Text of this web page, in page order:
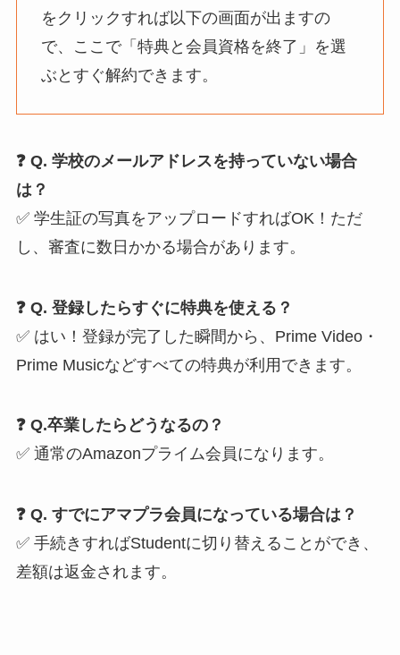
をクリックすれば以下の画面が出ますの
で、ここで「特典と会員資格を終了」を選
ぶとすぐ解約できます。
❓ Q. 学校のメールアドレスを持っていない場合
は？
✅ 学生証の写真をアップロードすればOK！ただ
し、審査に数日かかる場合があります。
❓ Q. 登録したらすぐに特典を使える？
✅ はい！登録が完了した瞬間から、Prime Video・
Prime Musicなどすべての特典が利用できます。
❓ Q.卒業したらどうなるの？
✅ 通常のAmazonプライム会員になります。
❓ Q. すでにアマプラ会員になっている場合は？
✅ 手続きすればStudentに切り替えることができ、
差額は返金されます。